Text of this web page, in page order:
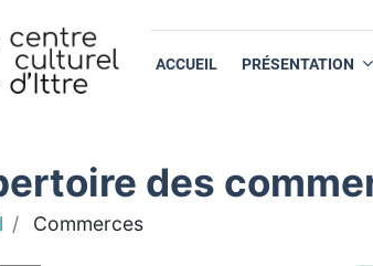
ACCUEIL PRÉSENTATION
des
Commerces